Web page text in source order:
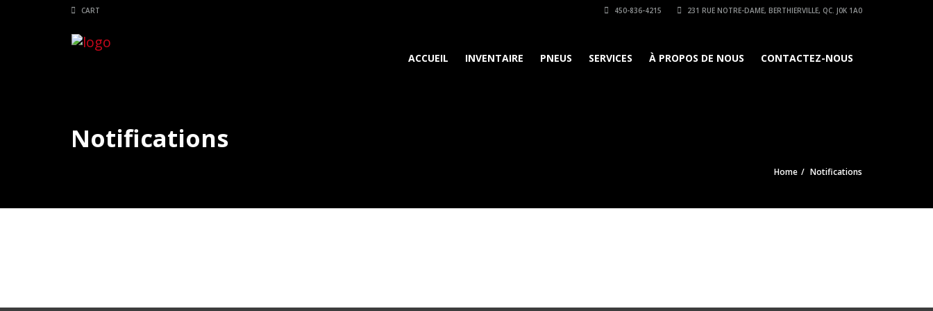
CART 450-836-4215 231 RUE NOTRE-DAME, BERTHIERVILLE, QC. J0K 1A0
ACCUEIL INVENTAIRE PNEUS SERVICES À PROPOS DE NOUS CONTACTEZ-NOUS
Notifications
Home Notifications